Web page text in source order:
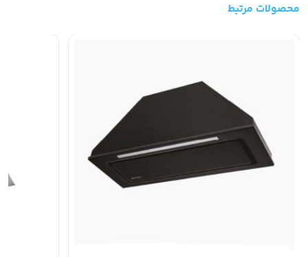
محصولات مرتبط